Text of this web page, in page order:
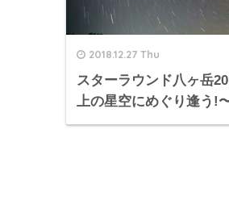
2018.12.27 Thu
スターラウンド八ヶ岳
上の星空にめぐり逢う!